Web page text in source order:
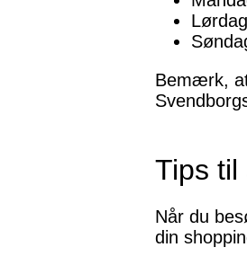
Bemærk,
Tips til
Når du
din